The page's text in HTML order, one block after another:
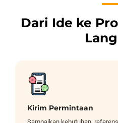
Dari Ide ke
Kirim Permintaan